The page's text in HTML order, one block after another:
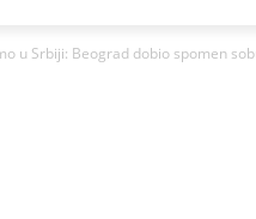
u Srbiji: Beograd dobio spomen